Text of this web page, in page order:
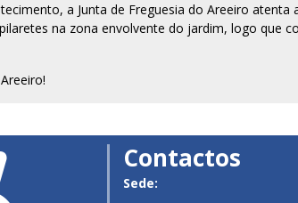
a Junta de Freguesia do Areeiro
na zona envolvente do jardim, logo que
Contactos
Sede: